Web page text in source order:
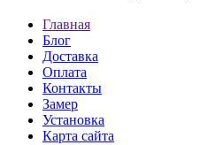
Главная
Блог
Доставка
Оплата
Контакты
Замер
Установка
Карта сайта